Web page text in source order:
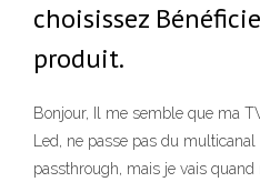
choisissez
produit.
Bonjour, Il me semble que ma
Led, ne passe pas du
passthrough, mais je vais